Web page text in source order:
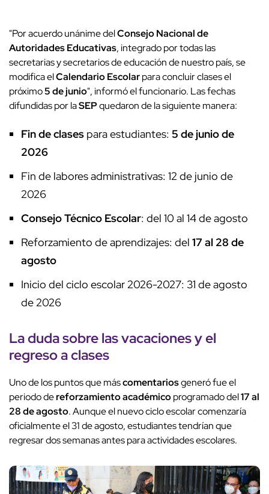
"Por acuerdo unánime delConsejo Nacional de
Autoridades Educativas, integrado por todas las
secretarias y secretarios de educación de nuestro país, se
modifica elCalendario Escolarpara concluir clases el
próximo5 de junio", informó el funcionario. Las fechas
difundidas por laSEPquedaron de la siguiente manera:
Fin de clases para estudiantes: 5 de junio de
2026
Fin de labores administrativas: 12 de junio de
2026
Consejo Técnico Escolar: del 10 al 14 de agosto
Reforzamiento de aprendizajes: del 17 al 28 de
agosto
Inicio del ciclo escolar 2026-2027: 31 de agosto
de 2026
La duda sobre las vacaciones y el
regreso a clases
Uno de los puntos que máscomentariosgeneró fue el
periodo dereforzamiento académicoprogramado del17 al
28 de agosto. Aunque el nuevo ciclo escolar comenzaría
oficialmente el 31 de agosto, estudiantes tendrían que
regresar dos semanas antes para actividades escolares.